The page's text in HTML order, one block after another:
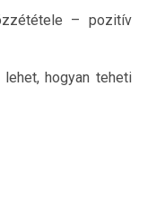
– pozitív
hogyan teheti